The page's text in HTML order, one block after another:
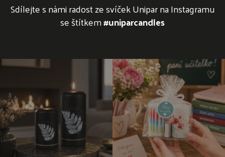
Sdílejte s námi radost ze svíček Unipar na Instagramu
se štítkem#uniparcandles